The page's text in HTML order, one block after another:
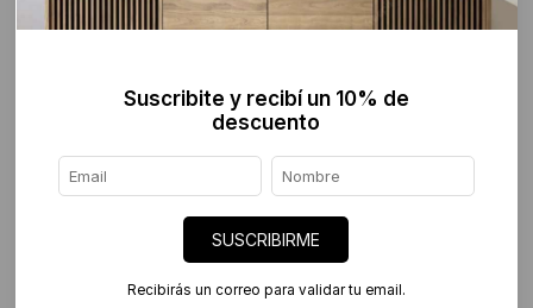
Suscribite y recibí un 10% de
descuento
SUSCRIBIRME
Recibirás un correo para validar tu email.